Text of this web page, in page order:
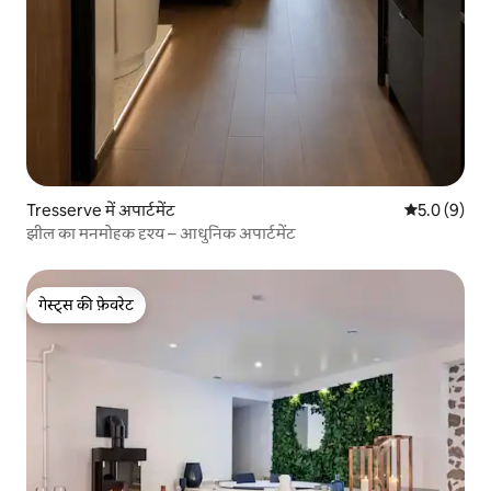
Tresserve में अपार्टमेंट औसत रेटिंग 5
5.0 (9)
झील का मनमोहक दृश्य – आधुनिक अपार्टमेंट
गेस्ट्स की फ़ेवरेट
गेस्ट्स की फ़ेवरेट